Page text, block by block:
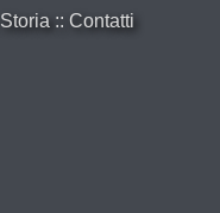
Storia :: Contatti